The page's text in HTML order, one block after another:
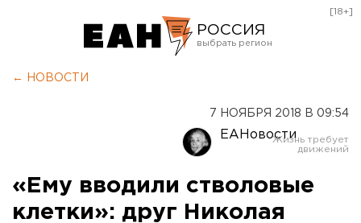
РОССИЯ
Оренбург
[18+]
← НОВОСТИ
7 НОЯБРЯ 2018 В 09:54
ЕАНовости
«Ему вводили стволовые
клетки»: друг Николая